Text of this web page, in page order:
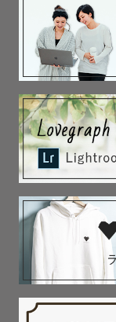
＜公式LINE＞ https://
撮影でお会いできま